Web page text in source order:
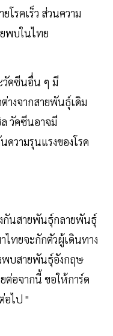
โรคเร็ว ส่วนความ
พบในไทย
วัคซีนอื่น ๆ มี
างจากสายพันธุ์เดิม
วัคซีนอาจมี
วามรุนแรงของโรค
กันสายพันธุ์กลายพันธุ์
ไทยจะกักตัวผู้เดินทาง
พบสายพันธุ์อังกฤษ
ต่อจากนี้ ขอให้การ์ด
อไป "